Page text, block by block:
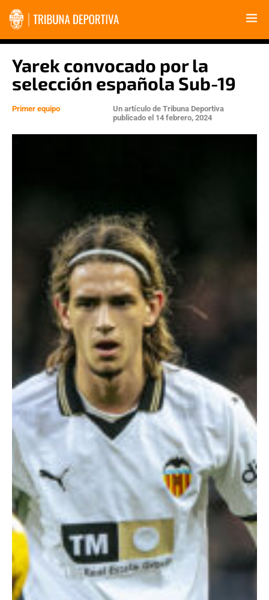
Yarek convocado por la
selección española Sub-19
Primer equipo Un artículo de Tribuna Deportiva
publicado el 14 febrero, 2024